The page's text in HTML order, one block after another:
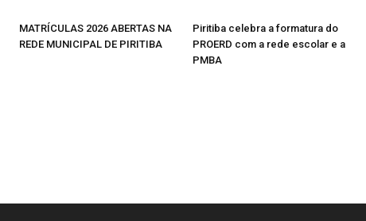
MATRÍCULAS 2026 ABERTAS NA
REDE MUNICIPAL DE PIRITIBA
Piritiba celebra a formatura do
PROERD com a rede escolar e a
PMBA